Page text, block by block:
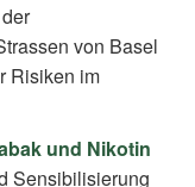
von Basel
Risiken im
und Nikotin
Sensibilisierung